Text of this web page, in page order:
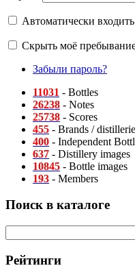
Автоматически
Скрыть моё
Забыли пароль?
11031 - Bottles
26238 - Notes
25738 - Scores
455 - Brands /
400 - Independent
637 - Distillery images
10845 - Bottle images
193 - Members
Поиск в каталоге
Рейтинги